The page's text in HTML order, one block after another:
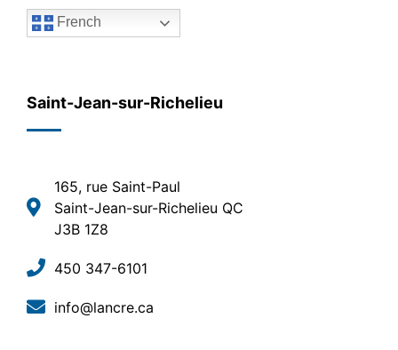
French
Saint-Jean-sur-Richelieu
165, rue Saint-Paul
Saint-Jean-sur-Richelieu QC
J3B 1Z8
450 347-6101
info@lancre.ca